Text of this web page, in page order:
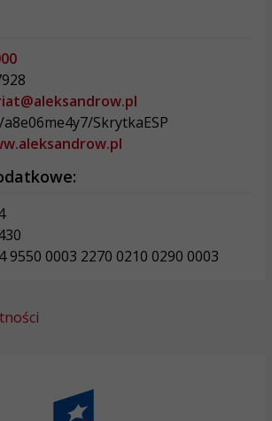
SkrytkaESP
9550 0003 2270 0210 0290 0003